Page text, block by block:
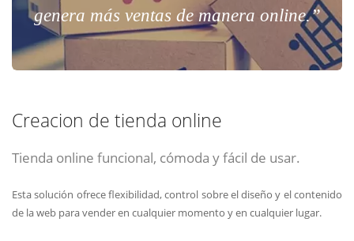
genera más ventas de manera online.”
Creacion de tienda online
Tienda online funcional, cómoda y fácil de usar.
Esta solución ofrece flexibilidad, control sobre el diseño y el contenido
de la web para vender en cualquier momento y en cualquier lugar.